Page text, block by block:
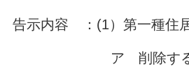
告示内容 ：(1）第一種住
ア 削除する